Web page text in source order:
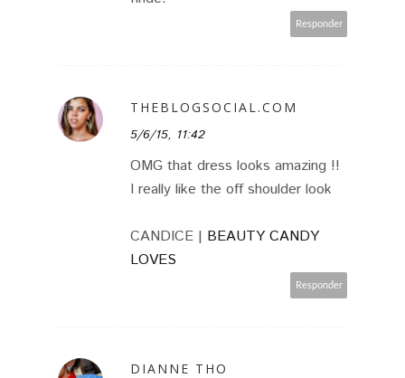
Responder
THEBLOGSOCIAL.COM
5/6/15, 11:42
OMG that dress looks amazing !!
I really like the off shoulder look
CANDICE | BEAUTY CANDY
LOVES
Responder
DIANNE THO